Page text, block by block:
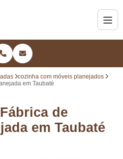
cozinha com móveis planejados
em Taubaté
de
em Taubaté